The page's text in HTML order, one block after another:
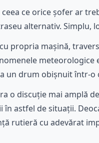
ce orice șofer ar
alternativ. Simplu,
propria mașină,
meteorologice
un drum obișnuit într-o
o discuție mai amplă
astfel de situații.
rutieră cu adevărat